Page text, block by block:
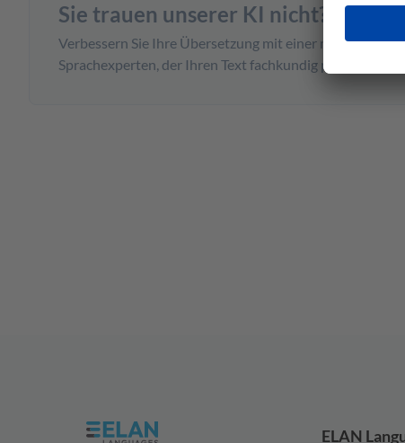
Sie trauen unserer KI nicht?
Verbessern Sie Ihre Übersetzung mit einer
Sprachexperten, der Ihren Text fachkundig perfektioniert.
ELAN